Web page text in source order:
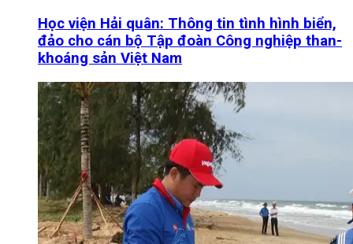
Học viện Hải quân: Thông tin tình hình biển,
đảo cho cán bộ Tập đoàn Công nghiệp than-
khoáng sản Việt Nam